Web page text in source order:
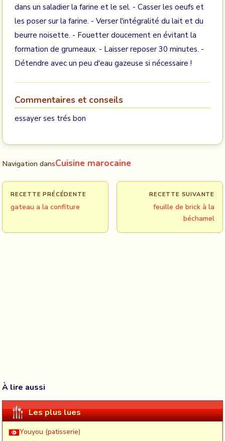
dans un saladier la farine et le sel. - Casser les oeufs et
les poser sur la farine. - Verser l'intégralité du lait et du
beurre noisette. - Fouetter doucement en évitant la
formation de grumeaux. - Laisser reposer 30 minutes. -
Détendre avec un peu d'eau gazeuse si nécessaire !
Commentaires et conseils
essayer ses trés bon
Navigation dansCuisine marocaine
RECETTE PRÉCÉDENTE
gateau a la confiture
RECETTE SUIVANTE
feuille de brick à la
béchamel
À lire aussi
Les plus lues
Youyou (patisserie)